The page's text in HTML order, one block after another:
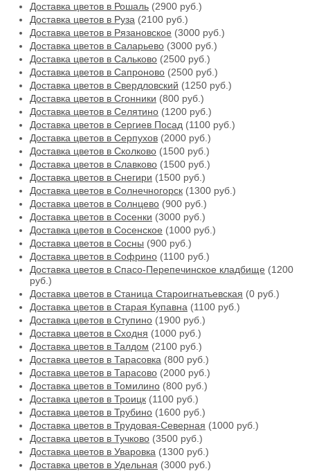
Доставка цветов в Рошаль (2900 руб.)
Доставка цветов в Руза (2100 руб.)
Доставка цветов в Рязановское (3000 руб.)
Доставка цветов в Саларьево (3000 руб.)
Доставка цветов в Сальково (2500 руб.)
Доставка цветов в Сапроново (2500 руб.)
Доставка цветов в Свердловский (1250 руб.)
Доставка цветов в Сгонники (800 руб.)
Доставка цветов в Селятино (1200 руб.)
Доставка цветов в Сергиев Посад (1100 руб.)
Доставка цветов в Серпухов (2000 руб.)
Доставка цветов в Сколково (1500 руб.)
Доставка цветов в Славково (1500 руб.)
Доставка цветов в Снегири (1500 руб.)
Доставка цветов в Солнечногорск (1300 руб.)
Доставка цветов в Солнцево (900 руб.)
Доставка цветов в Сосенки (3000 руб.)
Доставка цветов в Сосенское (1000 руб.)
Доставка цветов в Сосны (900 руб.)
Доставка цветов в Софрино (1100 руб.)
Доставка цветов в Спасо-Перепечинское кладбище (1200
руб.)
Доставка цветов в Станица Староигнатьевская (0 руб.)
Доставка цветов в Старая Купавна (1100 руб.)
Доставка цветов в Ступино (1900 руб.)
Доставка цветов в Сходня (1000 руб.)
Доставка цветов в Талдом (2100 руб.)
Доставка цветов в Тарасовка (800 руб.)
Доставка цветов в Тарасово (2000 руб.)
Доставка цветов в Томилино (800 руб.)
Доставка цветов в Троицк (1100 руб.)
Доставка цветов в Трубино (1600 руб.)
Доставка цветов в Трудовая-Северная (1000 руб.)
Доставка цветов в Тучково (3500 руб.)
Доставка цветов в Уваровка (1300 руб.)
Доставка цветов в Удельная (3000 руб.)